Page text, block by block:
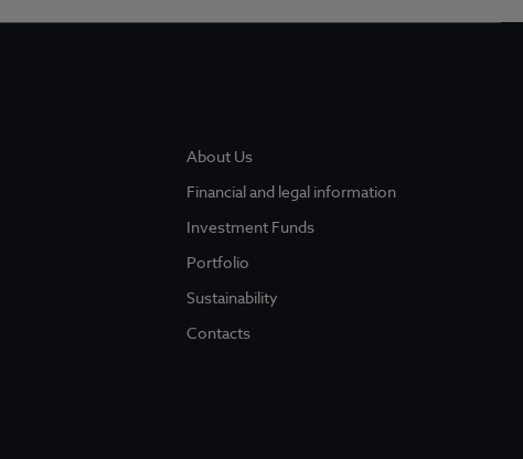
About Us
Financial and legal information
Investment Funds
Portfolio
Sustainability
Contacts